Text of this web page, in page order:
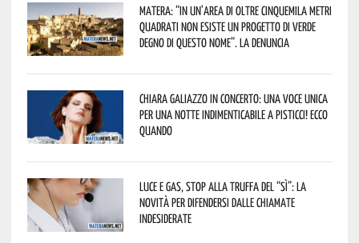
Matera: “In un’area di oltre cinquemila metri
quadrati non esiste un progetto di verde
degno di questo nome”. La denuncia
Chiara Galiazzo in concerto: una voce unica
per una notte indimenticabile a Pisticci! Ecco
quando
Luce e gas, stop alla truffa del “Sì”: la
novità per difendersi dalle chiamate
indesiderate